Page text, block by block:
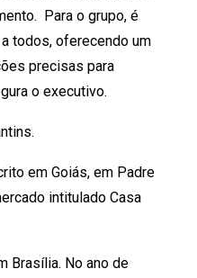
Para o grupo, é
todos, oferecendo um
precisas para
o executivo.
em Goiás, em Padre
intitulado Casa
Brasília. No ano de